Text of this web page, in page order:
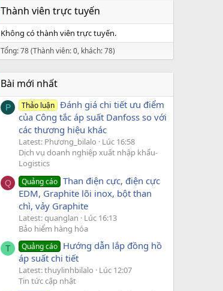
Thành viên trực tuyến
Không có thành viên trực tuyến.
Tổng: 78 (Thành viên: 0, khách: 78)
Bài mới nhất
P Thảo luận Đánh giá chi tiết ưu điểm
của Công tắc áp suất Danfoss so với
các thương hiệu khác
Latest: Phương_bilalo
Lúc 16:58
Dịch vụ doanh nghiệp xuất nhập khẩu-
Logistics
Q Quảng cáo Than điện cực, điện cực
EDM, Graphite lõi inox, bột than
chì, vảy Graphite
Latest: quanglan
Lúc 16:13
Bảo hiểm hàng hóa
T Quảng cáo Hướng dẫn lắp đồng hồ
áp suất chi tiết
Latest: thuylinhbilalo
Lúc 12:07
Tin tức cập nhật